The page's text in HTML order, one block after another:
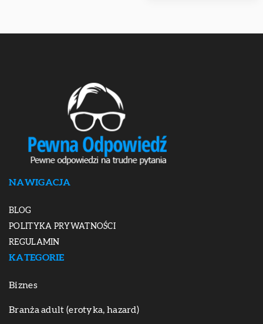
NAWIGACJA
BLOG
POLITYKA PRYWATNOŚCI
REGULAMIN
KATEGORIE
Biznes
Branża adult (erotyka, hazard)